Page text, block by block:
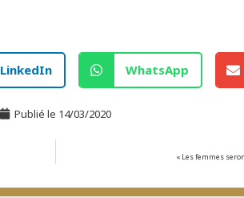
LinkedIn WhatsApp
Publié le 14/03/2020
« Les femmes